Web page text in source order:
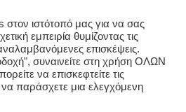
στον ιστότοπό μας για να σας
εμπειρία θυμίζοντας τις
επισκέψεις.
συναινείτε στη χρήση ΟΛΩΝ
να επισκεφτείτε τις
να παράσχετε μια ελεγχόμενη